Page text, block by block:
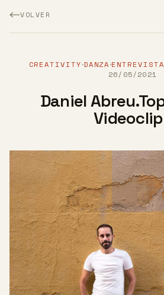
VOLVER
CREATIVITY·DANZA·ENTREVISTA
26/05/2021
Daniel